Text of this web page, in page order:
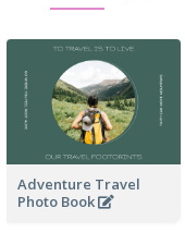
Adventure Travel
Photo Book